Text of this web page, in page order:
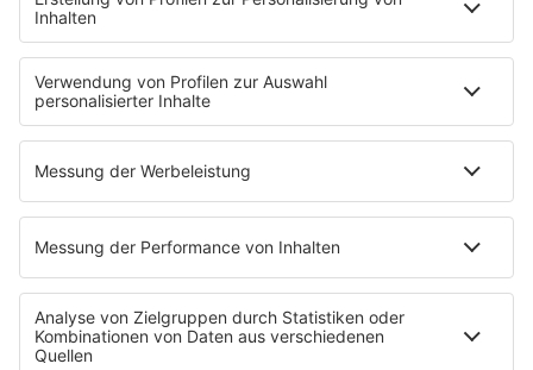
Streams
Album der Woche
News
Highlights
Charts
EVENTS
Kontakt
Newsletter
Empfang
sunshine live App